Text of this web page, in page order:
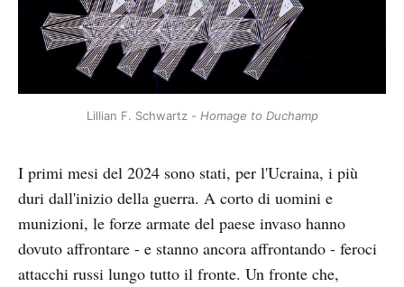
Lillian F. Schwartz - Homage to Duchamp
I primi mesi del 2024 sono stati, per l'Ucraina, i più
duri dall'inizio della guerra. A corto di uomini e
munizioni, le forze armate del paese invaso hanno
dovuto affrontare - e stanno ancora affrontando - feroci
attacchi russi lungo tutto il fronte. Un fronte che,